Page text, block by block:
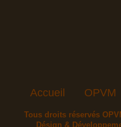
Accueil OPVM
Tous droits réservés
Désign &